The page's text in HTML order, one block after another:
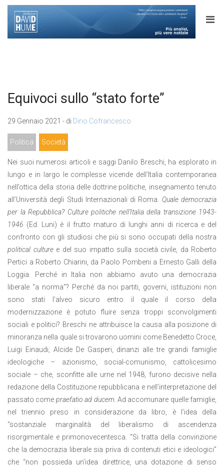
Equivoci sullo “stato forte”
29 Gennaio 2021 - di Dino Cofrancesco
Politica Società
Nei suoi numerosi articoli e saggi Danilo Breschi, ha esplorato in
lungo e in largo le complesse vicende dell’Italia contemporanea
nell’ottica della storia delle dottrine politiche, insegnamento tenuto
all’Università degli Studi Internazionali di Roma. Quale democrazia
per la Repubblica? Culture politiche nell’Italia della transizione 1943-
1946 (Ed. Luni) è il frutto maturo di lunghi anni di ricerca e del
confronto con gli studiosi che più si sono occupati della nostra
political culturee del suo impatto sulla società civile, da Roberto
Pertici a Roberto Chiarini, da Paolo Pombeni a Ernesto Galli della
Loggia. Perché in Italia non abbiamo avuto una democrazia
liberale “a norma”? Perché da noi partiti, governi, istituzioni non
sono stati l’alveo sicuro entro il quale il corso della
modernizzazione è potuto fluire senza troppi sconvolgimenti
sociali e politici? Breschi ne attribuisce la causa alla posizione di
minoranza nella quale si trovarono uomini come Benedetto Croce,
Luigi Einaudi, Alcide De Gasperi, dinanzi alle tre grandi famiglie
ideologiche – azionismo, social-comunismo, cattolicesimo
sociale – che, sconfitte alle urne nel 1948, furono decisive nella
redazione della Costituzione repubblicana e nell’interpretazione del
passato come praefatio ad ducem. Ad accomunare quelle famiglie,
nel triennio preso in considerazione da libro, è l’idea della
“sostanziale marginalità del liberalismo di ascendenza
risorgimentale e primonovecentesca. “Si tratta della convinzione
che la democrazia liberale sia priva di contenuti etici e ideologici”
che “non possieda un’idea direttrice, una dotazione di sen­so